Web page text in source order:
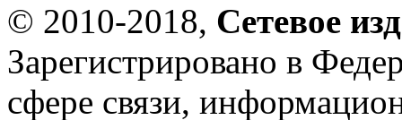
© 2010-2018, Сетевое
Зарегистрировано в
сфере связи,